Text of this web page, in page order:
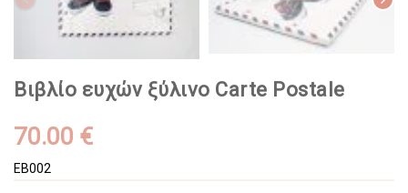
Βιβλίο ευχών ξύλινο Carte Postale
70.00 €
EB002